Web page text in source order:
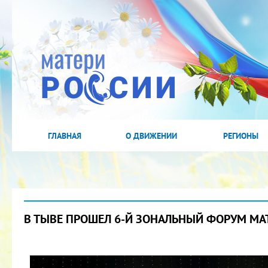
ГЛАВНАЯ О ДВИЖЕНИИ РЕГИОНЫ
В ТЫВЕ ПРОШЕЛ 6-Й ЗОНАЛЬНЫЙ ФОРУМ